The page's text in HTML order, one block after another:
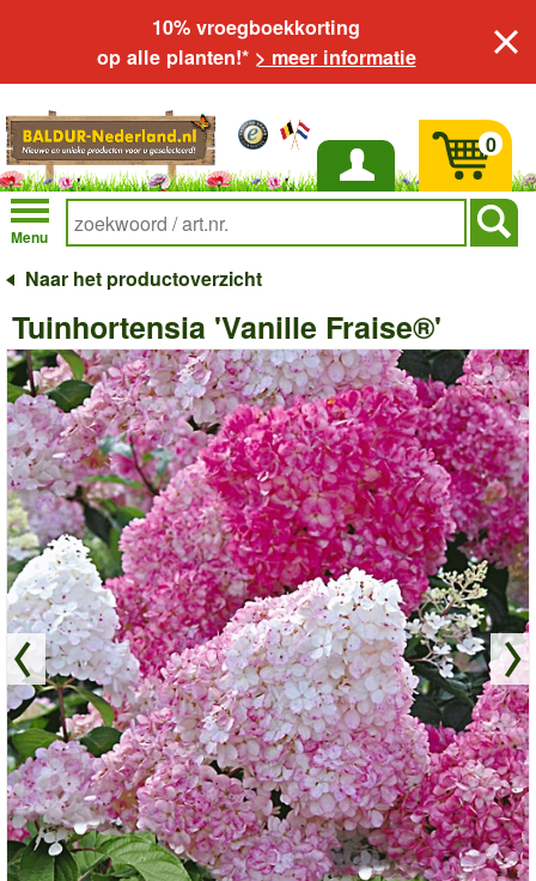
10% vroegboekkorting
op alle planten!* > meer informatie
Inloggen
Menu
0
Naar het productoverzicht
Tuinhortensia 'Vanille Fraise®'